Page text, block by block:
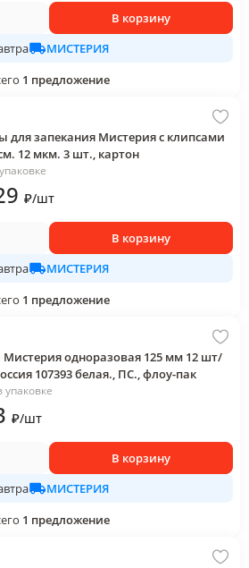
В корзину
МИСТЕРИЯ
1 предложение
для запекания Мистерия с клипсами
12 мкм. 3 шт., картон
₽/шт
В корзину
МИСТЕРИЯ
1 предложение
одноразовая 125 мм 12 шт/
107393 белая., ПС., флоу-пак
упаковке
₽/шт
В корзину
МИСТЕРИЯ
1 предложение